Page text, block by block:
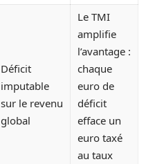
Déficit
imputable
sur le revenu
global
Le TMI
amplifie
l’avantage :
chaque
euro de
déficit
efface un
euro taxé
au taux